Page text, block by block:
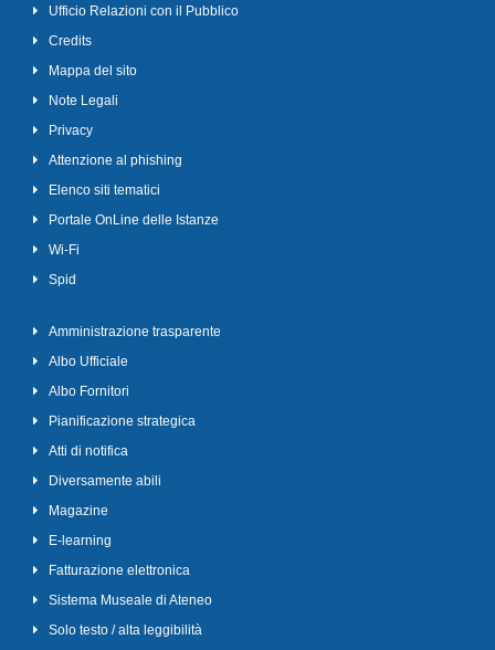
Ufficio Relazioni con il Pubblico
Credits
Mappa del sito
Note Legali
Privacy
Attenzione al phishing
Elenco siti tematici
Portale OnLine delle Istanze
Wi-Fi
Spid
Amministrazione trasparente
Albo Ufficiale
Albo Fornitori
Pianificazione strategica
Atti di notifica
Diversamente abili
Magazine
E-learning
Fatturazione elettronica
Sistema Museale di Ateneo
Solo testo / alta leggibilità